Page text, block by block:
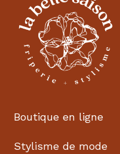
Boutique en ligne
Stylisme de mode